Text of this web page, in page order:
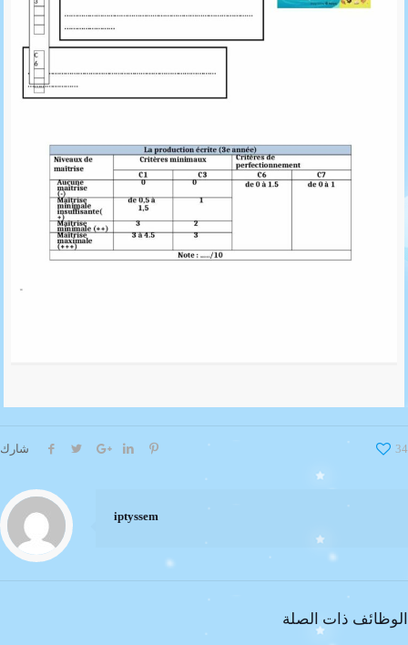
شارك 34
iptyssem
الوظائف ذات الصلة